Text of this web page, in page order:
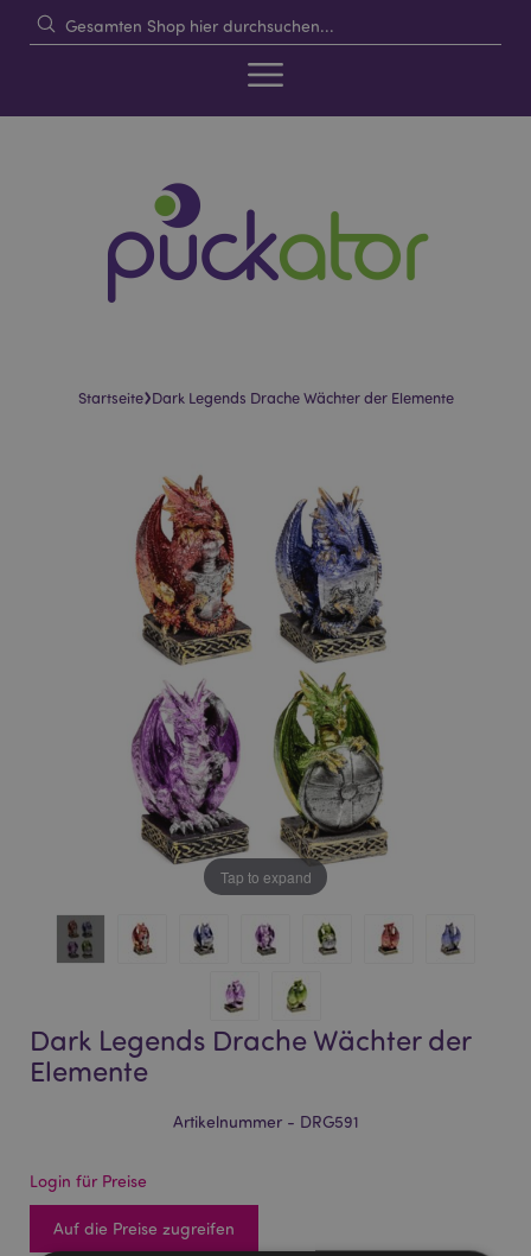
Startseite›Dark Legends Drache Wächter der Elemente
Tap to expand
Dark Legends Drache Wächter der
Elemente
Artikelnummer - DRG591
Login für Preise
Auf die Preise zugreifen